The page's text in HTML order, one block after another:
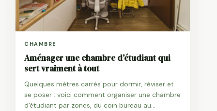
CHAMBRE
Aménager une chambre d’étudiant qui
sert vraiment à tout
Quelques mètres carrés pour dormir, réviser et
se poser : voici comment organiser une chambre
d'étudiant par zones, du coin bureau au